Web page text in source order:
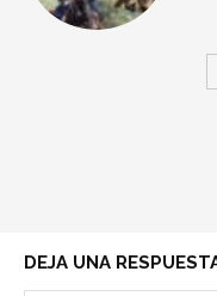
DEJA UNA